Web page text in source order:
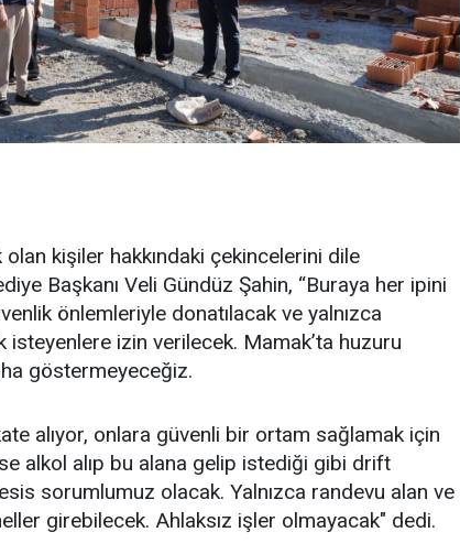
kişiler hakkındaki çekincelerini dile
Başkanı Veli Gündüz Şahin, “Buraya her ipini
önlemleriyle donatılacak ve yalnızca
izin verilecek. Mamak’ta huzuru
göstermeyeceğiz.
alıyor, onlara güvenli bir ortam sağlamak için
alkol alıp bu alana gelip istediği gibi drift
sorumlumuz olacak. Yalnızca randevu alan ve
girebilecek. Ahlaksız işler olmayacak" dedi.